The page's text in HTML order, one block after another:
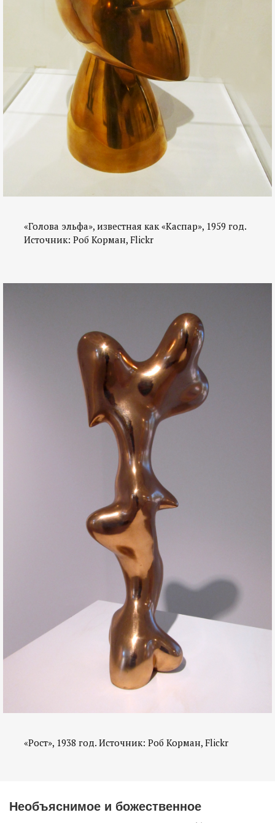
«Голова эльфа», известная как «Каспар», 1959 год.
Источник: Роб Корман, Flickr
«Рост», 1938 год. Источник: Роб Корман, Flickr
Необъяснимое и божественное